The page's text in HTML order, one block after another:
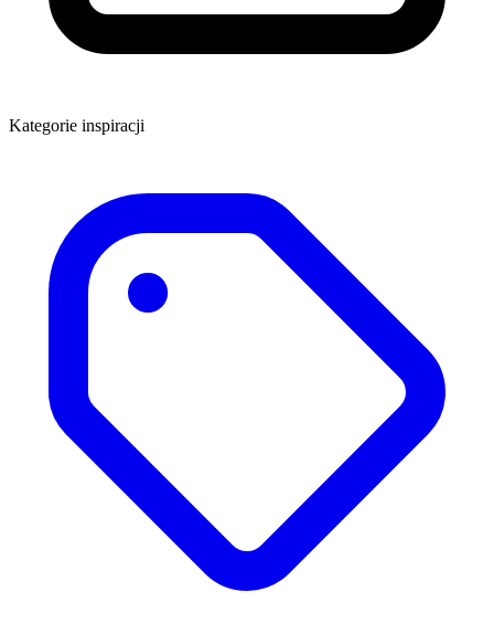
Kategorie inspiracji